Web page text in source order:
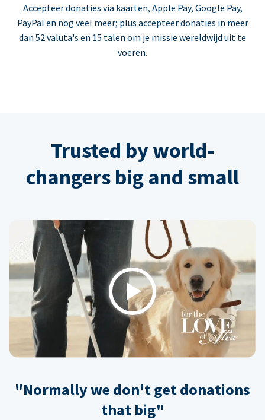
Accepteer donaties via kaarten, Apple Pay, Google Pay,
PayPal en nog veel meer; plus accepteer donaties in meer
dan 52 valuta's en 15 talen om je missie wereldwijd uit te
voeren.
Trusted by world-
changers big and small
Play
"Normally we don't get donations
that big"